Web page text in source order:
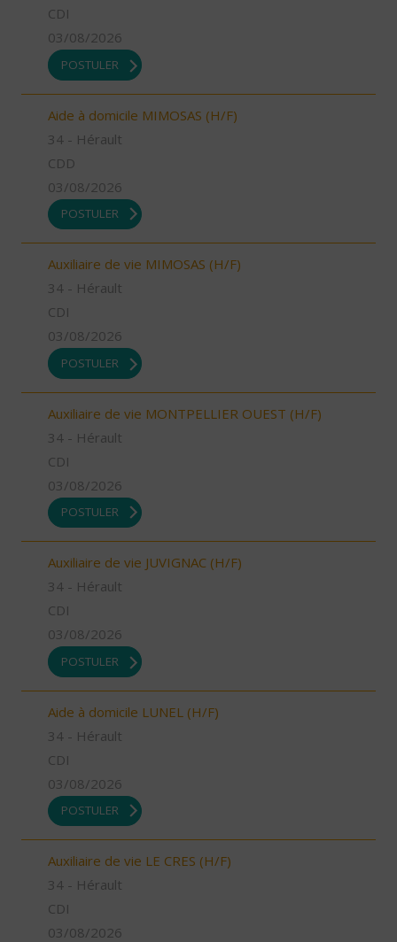
CDI
03/08/2026
POSTULER
Aide à domicile MIMOSAS (H/F)
34 - Hérault
CDD
03/08/2026
POSTULER
Auxiliaire de vie MIMOSAS (H/F)
34 - Hérault
CDI
03/08/2026
POSTULER
Auxiliaire de vie MONTPELLIER OUEST (H/F)
34 - Hérault
CDI
03/08/2026
POSTULER
Auxiliaire de vie JUVIGNAC (H/F)
34 - Hérault
CDI
03/08/2026
POSTULER
Aide à domicile LUNEL (H/F)
34 - Hérault
CDI
03/08/2026
POSTULER
Auxiliaire de vie LE CRES (H/F)
34 - Hérault
CDI
03/08/2026